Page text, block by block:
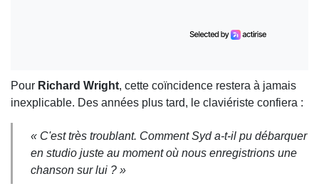
Pour Richard Wright, cette coïncidence restera à jamais
inexplicable. Des années plus tard, le claviériste confiera :
« C'est très troublant. Comment Syd a-t-il pu débarquer
en studio juste au moment où nous enregistrions une
chanson sur lui ? »